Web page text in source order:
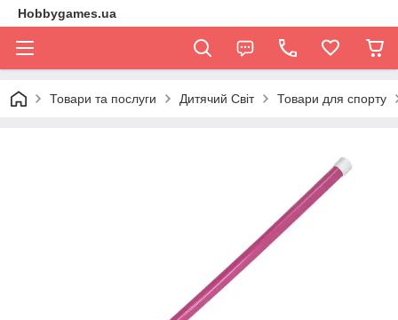
Hobbygames.ua
Товари та послуги Дитячий Світ Товари для спорту